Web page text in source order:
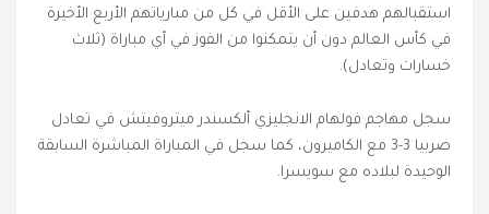
استقبالهم هدفين على الأقل في كل من مبارياتهم الأربع الأخيرة
في كأس العالم دون أن يتمكنوا من الفوز في أي مباراة (ثلاث
خسارات وتعادل).
سجل مهاجم فولهام الانجليزي ألكسندر ميتروفيتش في تعادل
صربيا 3-3 مع الكاميرون، كما سجل في المباراة المباشرة السابقة
الوحيدة لبلاده مع سويسرا.